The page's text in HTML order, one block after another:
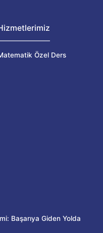
Özel Ders
Başarıya Giden Yolda